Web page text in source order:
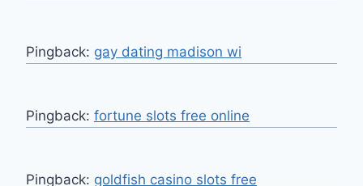
Pingback: gay dating madison wi
Pingback: fortune slots free online
Pingback: goldfish casino slots free